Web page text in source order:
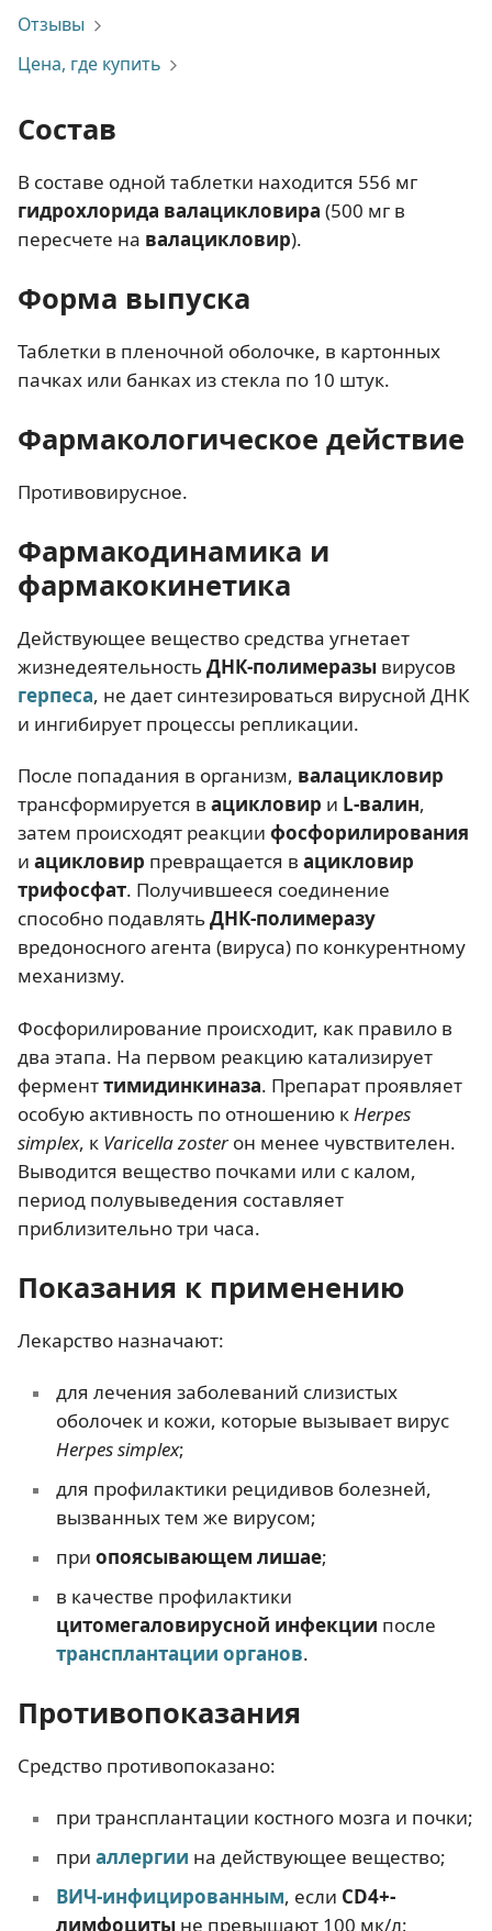
Отзывы
Цена, где купить
Состав
В составе одной таблетки находится 556 мг
гидрохлорида валацикловира (500 мг в
пересчете на валацикловир).
Форма выпуска
Таблетки в пленочной оболочке, в картонных
пачках или банках из стекла по 10 штук.
Фармакологическое действие
Противовирусное.
Фармакодинамика и
фармакокинетика
Действующее вещество средства угнетает
жизнедеятельностьДНК-полимеразы вирусов
герпеса, не дает синтезироваться вирусной ДНК
и ингибирует процессы репликации.
После попадания в организм, валацикловир
трансформируется в ацикловир и L-валин,
затем происходят реакции фосфорилирования
и ацикловир превращается в ацикловир
трифосфат. Получившееся соединение
способно подавлятьДНК-полимеразу
вредоносного агента (вируса) по конкурентному
механизму.
Фосфорилирование происходит, как правило в
два этапа. На первом реакцию катализирует
ферменттимидинкиназа. Препарат проявляет
особую активность по отношению к Herpes
simplex, к Varicella zosterон менее чувствителен.
Выводится вещество почками или с калом,
период полувыведения составляет
приблизительно три часа.
Показания к применению
Лекарство назначают:
для лечения заболеваний слизистых
оболочек и кожи, которые вызывает вирус
Herpes simplex;
для профилактики рецидивов болезней,
вызванных тем же вирусом;
при опоясывающем лишае;
в качестве профилактики
цитомегаловирусной инфекции после
трансплантации органов.
Противопоказания
Средство противопоказано:
при трансплантации костного мозга и почки;
при аллергии на действующее вещество;
ВИЧ-инфицированным, если CD4+-
лимфоцитыне превышают 100 мк/л;